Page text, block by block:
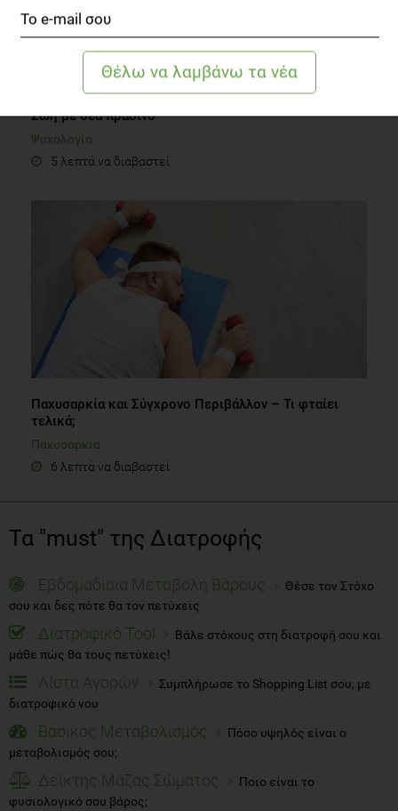
Ζωή με θέα πράσινο
Ψυχολογία
5 λεπτά να διαβαστεί
Παχυσαρκία και Σύγχρονο Περιβάλλον – Τι φταίει
τελικά;
Παχυσαρκία
6 λεπτά να διαβαστεί
Τα "must" της Διατροφής
Εβδομαδίαια Μεταβολή Βάρους
Θέσε τον Στόχο
σου και δες πότε θα τον πετύχεις
Διατροφικό Tool
Βάλε στόχους στη διατροφή σου και
μάθε πώς θα τους πετύχεις!
Λίστα Αγορών
Συμπλήρωσε το Shopping List σου, με
διατροφικό νου
Βασικός Μεταβολισμός
Πόσο υψηλός είναι ο
μεταβολισμός σου;
Δείκτης Μάζας Σώματος
Ποιο είναι το
φυσιολογικό σου βάρος;